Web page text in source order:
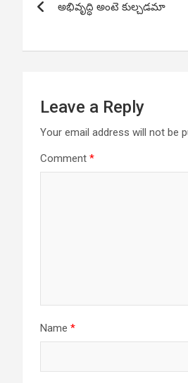
navigation
అభివృద్ధి అంటె కుల్చడమా
Leave a Reply
Your email address will not be
Comment *
Name *